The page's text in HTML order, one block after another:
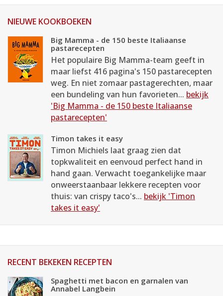
NIEUWE KOOKBOEKEN
Big Mamma - de 150 beste Italiaanse
pastarecepten
Het populaire Big Mamma-team geeft in
maar liefst 416 pagina's 150 pastarecepten
weg. En niet zomaar pastagerechten, maar
een bundeling van hun favorieten... bekijk
'Big Mamma - de 150 beste Italiaanse
pastarecepten'
Timon takes it easy
Timon Michiels laat graag zien dat
topkwaliteit en eenvoud perfect hand in
hand gaan. Verwacht toegankelijke maar
onweerstaanbaar lekkere recepten voor
thuis: van crispy taco's... bekijk 'Timon
takes it easy'
RECENT BEKEKEN RECEPTEN
Spaghetti met bacon en garnalen van
Annabel Langbein